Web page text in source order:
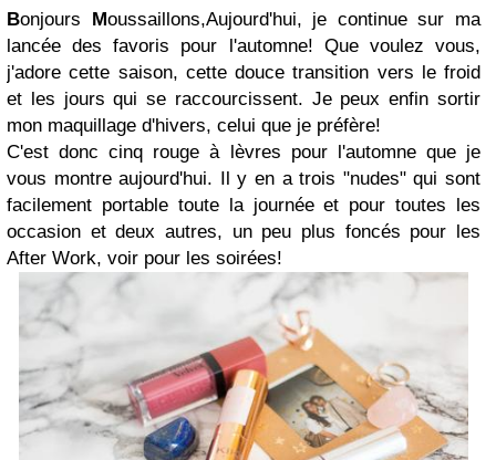
Bonjours Moussaillons,Aujourd'hui, je continue sur ma
lancée des favoris pour l'automne! Que voulez vous,
j'adore cette saison, cette douce transition vers le froid
et les jours qui se raccourcissent. Je peux enfin sortir
mon maquillage d'hivers, celui que je préfère!
C'est donc cinq rouge à lèvres pour l'automne que je
vous montre aujourd'hui. Il y en a trois "nudes" qui sont
facilement portable toute la journée et pour toutes les
occasion et deux autres, un peu plus foncés pour les
After Work, voir pour les soirées!